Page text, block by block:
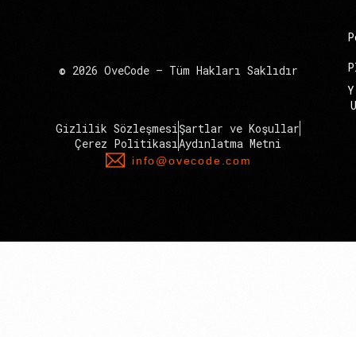
© 2026 OveCode – Tüm Hakları Saklıdır
Gizlilik SözleşmesiŞartlar ve Koşullar
Çerez PolitikasıAydınlatma Metni
info@ovecode.com